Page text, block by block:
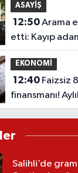
ASAYİŞ
12:50Arama ekipleri kokuyu takip
etti: Kayıp
evinin
EKONOMİ
12:40Faizsiz 800 bin TL taşıt
finansmanı!
tarihi belli oldu
Salihli’de